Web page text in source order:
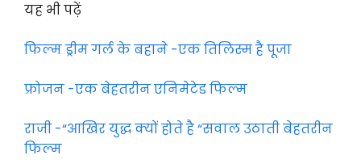
यह भी पढ़ें
फिल्म ड्रीम गर्ल के बहाने -एक तिलिस्म है पूजा
फ्रोजन -एक बेहतरीन एनिमेटेड फिल्म
राजी -“आखिर युद्ध क्यों होते है “सवाल उठाती बेहतरीन
फिल्म